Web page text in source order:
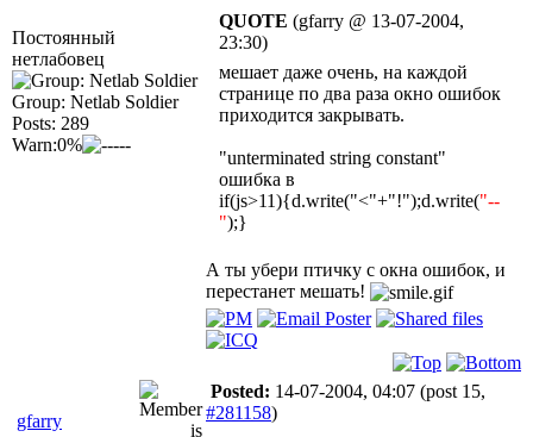
Постоянный
нетлабовец
Group: Netlab Soldier
Posts: 289
Warn:0%
QUOTE (gfarry @ 13-07-2004,
23:30)
мешает даже очень, на каждой
странице по два раза окно ошибок
приходится закрывать.
"unterminated string constant"
ошибка в
if(js>11){d.write("<"+"!");d.write("--
");}
А ты убери птичку с окна ошибок, и
перестанет мешать!
gfarry
Posted: 14-07-2004, 04:07 (post 15,
#281158)